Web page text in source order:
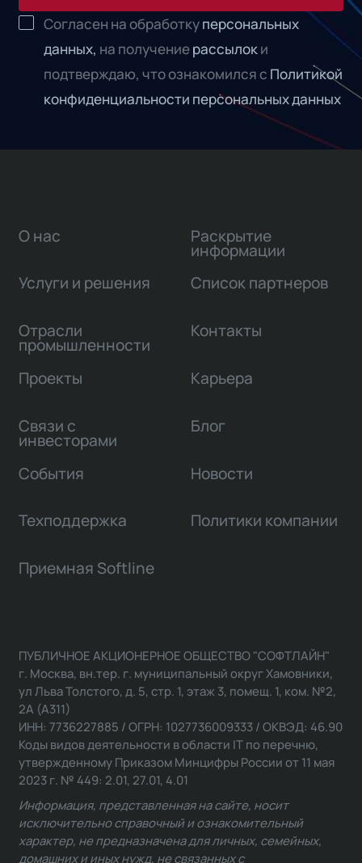
Согласен на обработкуперсональных
данных, на получениерассылоки
подтверждаю, что ознакомился с Политикой
конфиденциальности персональных данных
О нас
Услуги и решения
Отрасли
промышленности
Проекты
Связи с
инвесторами
Раскрытие
информации
Список партнеров
Контакты
Карьера
Блог
События Новости
Техподдержка Политики компании
Приемная Softline
ПУБЛИЧНОЕ АКЦИОНЕРНОЕ ОБЩЕСТВО "СОФТЛАЙН"
г. Москва, вн.тер. г. муниципальный округ Хамовники,
ул Льва Толстого, д. 5, стр. 1, этаж 3, помещ. 1, ком. №2,
2А (А311)
ИНН: 7736227885 / ОГРН: 1027736009333 / ОКВЭД: 46.90
Коды видов деятельности в области IT по перечню,
утвержденному Приказом Минцифры России от 11 мая
2023 г. № 449: 2.01, 27.01, 4.01
Информация, представленная на сайте, носит
исключительно справочный и ознакомительный
характер, не предназначена для личных, семейных,
домашних и иных нужд, не связанных с